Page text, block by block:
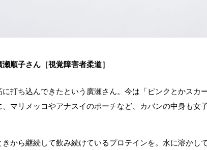
順子さん［視覚障害者柔道］
打ち込んできたという廣瀬さん。今は「ピンクとかスカ
マリメッコやアナスイのポーチなど、カバンの中身も女
から継続して飲み続けているプロテインを。水に溶かし